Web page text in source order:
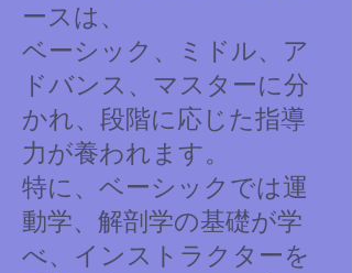
ースは、
ベーシック、ミドル、ア
ドバンス、マスターに分
かれ、段階に応じた指導
力が養われます。
特に、ベーシックでは運
動学、解剖学の基礎が学
べ、インストラクターを